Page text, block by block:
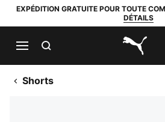
EXPÉDITION GRATUITE POUR TOUTE
DÉTAILS
Shorts